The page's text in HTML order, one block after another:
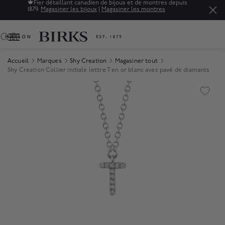
🍁 Fier détaillant canadien de bijoux et de montres depuis
1879. Magasiner les bijoux Magasiner les montres
0
Accueil Marques Shy Creation
Magasiner tout
Shy Creation Collier initiale lettre T en or blanc avec pavé de diamants